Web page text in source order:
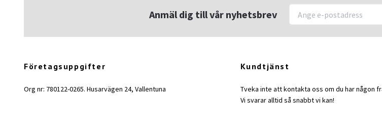
Anmäl dig till vår nyhetsbrev
Företagsuppgifter
Org nr: 780122-0265. Husarvägen 24, Vallentuna
Kundtjänst
Tveka inte att kontakta oss om du har någon
Vi svarar alltid så snabbt vi kan!